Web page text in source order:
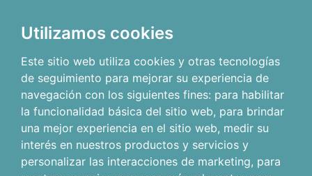
Utilizamos cookies
Este sitio web utiliza cookies y otras tecnologías
de seguimiento para mejorar su experiencia de
navegación con los siguientes fines: para habilitar
la funcionalidad básica del sitio web, para brindar
una mejor experiencia en el sitio web, medir su
interés en nuestros productos y servicios y
personalizar las interacciones de marketing, para